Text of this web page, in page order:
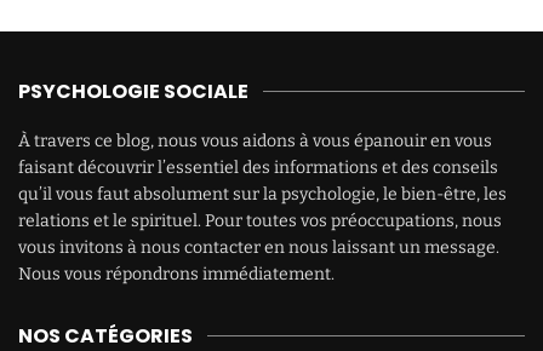
PSYCHOLOGIE SOCIALE
À travers ce blog, nous vous aidons à vous épanouir en vous
faisant découvrir l’essentiel des informations et des conseils
qu’il vous faut absolument sur la psychologie, le bien-être, les
relations et le spirituel. Pour toutes vos préoccupations, nous
vous invitons à nous contacter en nous laissant un message.
Nous vous répondrons immédiatement.
NOS CATÉGORIES